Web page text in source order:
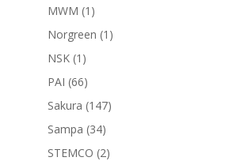
MWM 1 1
producto
Norgreen 1 1
NSK 1 1
producto
PAI 6666
productos
Sakura 147147
Sampa 3434
productos
STEMCO 22